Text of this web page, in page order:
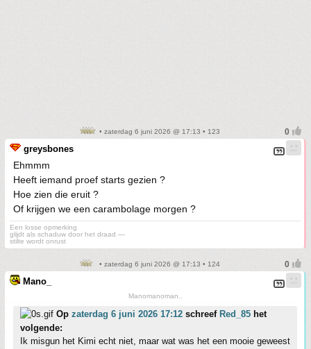
• zaterdag 6 juni 2026 @ 17:13 • 123
greysbones
Ehmmm
Heeft iemand proef starts gezien ?
Hoe zien die eruit ?
Of krijgen we een carambolage morgen ?
Een losse opmerking
glijdt als schaduw door het draad —
stilte wordt onrust
• zaterdag 6 juni 2026 @ 17:13 • 124
Mano_
Manomanoman..
Op zaterdag 6 juni 2026 17:12 schreef Red_85 het
volgende:
Ik misgun het Kimi echt niet, maar wat was het een mooie geweest